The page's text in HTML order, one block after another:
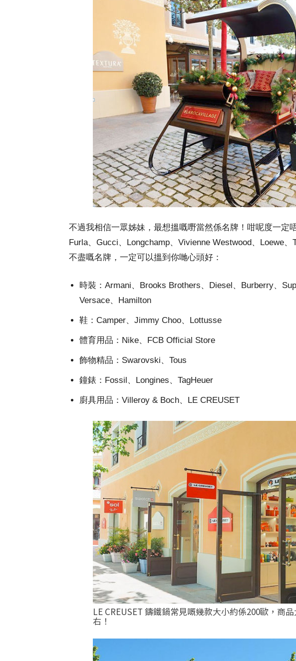
不過我相信一眾姊妹，最想搵嘅嘢當然係名牌！咁呢度一定
Furla、Gucci、Longchamp、Vivienne Westwood、Loewe
不盡嘅名牌，一定可以搵到你哋心頭好：
時裝：Armani、Brooks Brothers、Diesel、Burberry、
Versace、Hamilton
鞋：Camper、Jimmy Choo、Lottusse
體育用品：Nike、FCB Official Store
飾物精品：Swarovski、Tous
鐘錶：Fossil、Longines、TagHeuer
廚具用品：Villeroy & Boch、LE CREUSET
LE CREUSET 鑄鐵鍋常見嘅幾款大小約係200歐，商
右！